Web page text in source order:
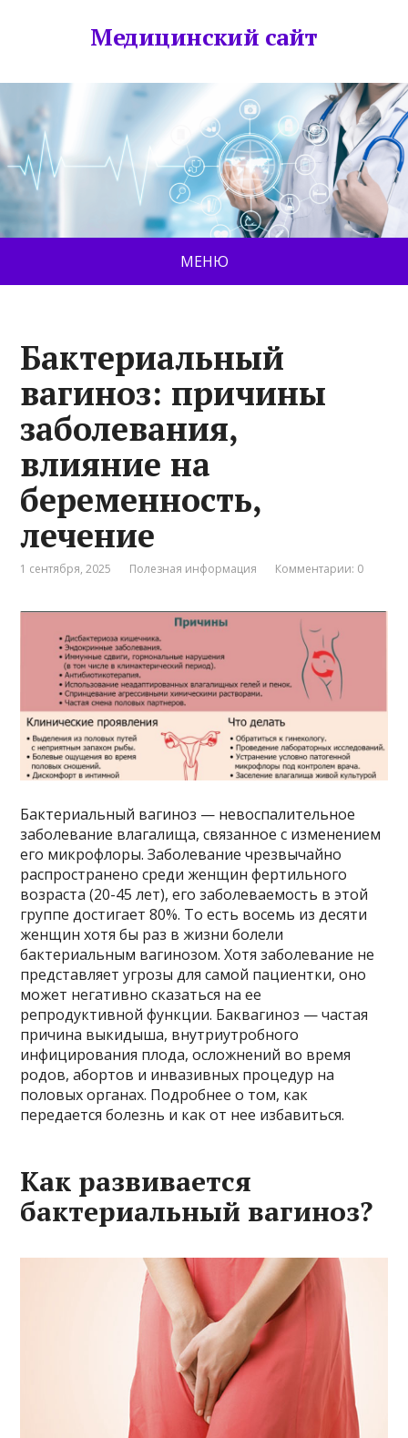
Медицинский сайт
МЕНЮ
Бактериальный
вагиноз: причины
заболевания,
влияние на
беременность,
лечение
1 сентября, 2025 Полезная информация Комментарии: 0
Бактериальный вагиноз — невоспалительное
заболевание влагалища, связанное с изменением
его микрофлоры. Заболевание чрезвычайно
распространено среди женщин фертильного
возраста (20-45 лет), его заболеваемость в этой
группе достигает 80%. То есть восемь из десяти
женщин хотя бы раз в жизни болели
бактериальным вагинозом. Хотя заболевание не
представляет угрозы для самой пациентки, оно
может негативно сказаться на ее
репродуктивной функции. Баквагиноз — частая
причина выкидыша, внутриутробного
инфицирования плода, осложнений во время
родов, абортов и инвазивных процедур на
половых органах. Подробнее о том, как
передается болезнь и как от нее избавиться.
Как развивается
бактериальный вагиноз?